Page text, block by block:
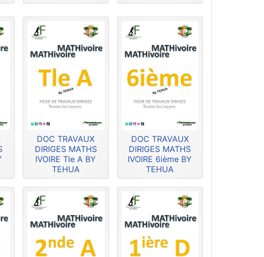
DOC TRAVAUX
DIRIGES MATHS
IVOIRE Tle A BY
TEHUA
DOC TRAVAUX
DIRIGES MATHS
IVOIRE 6ième BY
TEHUA